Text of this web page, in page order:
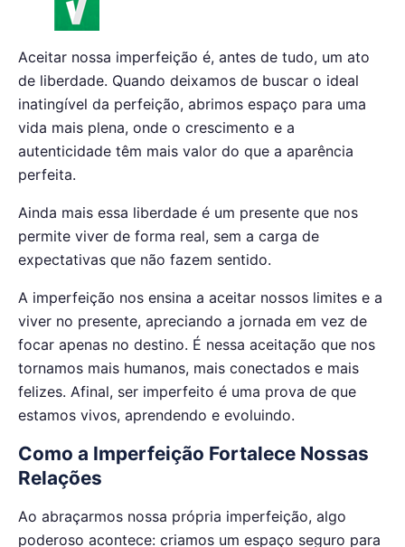
Aceitar nossa imperfeição é, antes de tudo, um ato
de liberdade. Quando deixamos de buscar o ideal
inatingível da perfeição, abrimos espaço para uma
vida mais plena, onde o crescimento e a
autenticidade têm mais valor do que a aparência
perfeita.
Ainda mais essa liberdade é um presente que nos
permite viver de forma real, sem a carga de
expectativas que não fazem sentido.
A imperfeição nos ensina a aceitar nossos limites e a
viver no presente, apreciando a jornada em vez de
focar apenas no destino. É nessa aceitação que nos
tornamos mais humanos, mais conectados e mais
felizes. Afinal, ser imperfeito é uma prova de que
estamos vivos, aprendendo e evoluindo.
Como a Imperfeição Fortalece Nossas
Relações
Ao abraçarmos nossa própria imperfeição, algo
poderoso acontece: criamos um espaço seguro para